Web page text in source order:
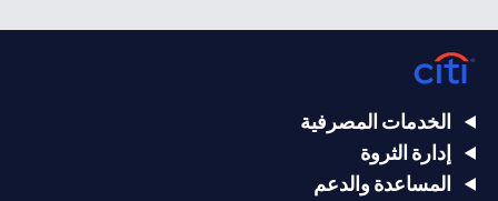
الخدمات المصرفية
إدارة الثروة
المساعدة والدعم